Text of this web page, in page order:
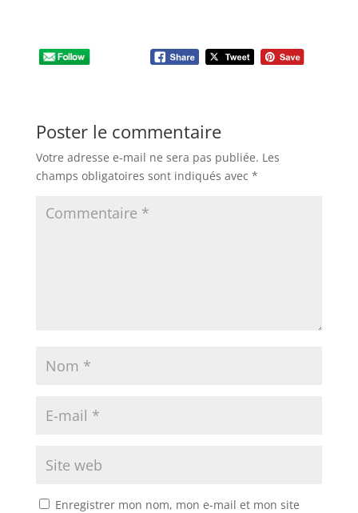
Poster le commentaire
Votre adresse e-mail ne sera pas publiée. Les
champs obligatoires sont indiqués avec *
Enregistrer mon nom, mon e-mail et mon site